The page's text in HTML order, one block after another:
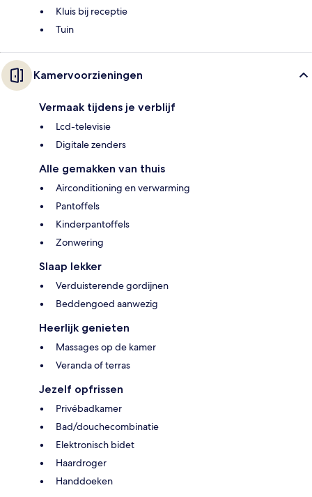
Kluis bij receptie
Tuin
Kamervoorzieningen
Vermaak tijdens je verblijf
Lcd-televisie
Digitale zenders
Alle gemakken van thuis
Airconditioning en verwarming
Pantoffels
Kinderpantoffels
Zonwering
Slaap lekker
Verduisterende gordijnen
Beddengoed aanwezig
Heerlijk genieten
Massages op de kamer
Veranda of terras
Jezelf opfrissen
Privébadkamer
Bad/douchecombinatie
Elektronisch bidet
Haardroger
Handdoeken